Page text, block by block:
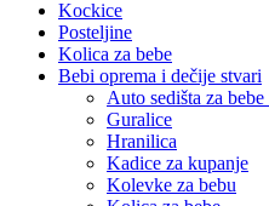
Kockice
Posteljine
Kolica za bebe
Bebi oprema i dečije stvari
Auto sedišta za bebe
Guralice
Hranilica
Kadice za kupanje
Kolevke za bebu